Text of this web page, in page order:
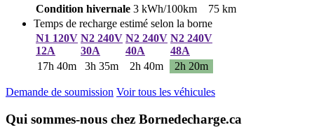
Condition hivernale 3 kWh/100km
75 km
Temps de recharge estimé selon la borne
N1 120V
12A
N2 240V
30A
N2 240V
40A
N2 240V
48A
17h 40m
3h 35m 2h 40m 2h 20m
Demande de soumission Voir tous les véhicules
Qui sommes-nous chez Bornedecharge.ca